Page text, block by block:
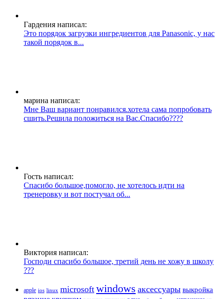
Гардения написал:
Это порядок загрузки ингредиентов для Panasonic, у нас
такой порядок в...
марина написал:
Мне Ваш вариант понравился.хотела сама попробовать
сшить.Решила положиться на Вас.Спасибо????
Гость написал:
Спасибо большое,помогло, не хотелось идти на
тренеровку и вот постучал об...
Виктория написал:
Господи спасибо большое, третий день не хожу в школу
???
apple ios linux microsoft windows аксессуары выкройка